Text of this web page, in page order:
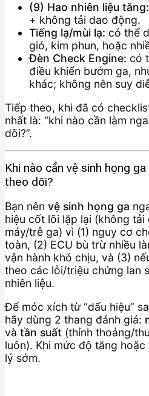
(9) Hao nhiên liệu tăng:
+ không tải dao động.
Tiếng lạ/mùi lạ: có thể
gió, kim phun, hoặc
Đèn Check Engine: có
điều khiển bướm ga,
khác; không nên suy
Tiếp theo, khi đã có
nhất là: “khi nào cần làm
dõi?”.
Khi nào cần vệ sinh họng
theo dõi?
Bạn nên vệ sinh họng ga
hiệu cốt lõi lặp lại (không
máy/trễ ga) vì (1) nguy cơ
toàn, (2) ECU bù trừ nhiều
vận hành khó chịu, và (3)
theo các lỗi/triệu chứng lan
nhiên liệu.
Để móc xích từ “dấu hiệu”
hãy dùng 2 thang đánh giá:
và tần suất (thỉnh thoảng/
luôn). Khi mức độ tăng
lý sớm.